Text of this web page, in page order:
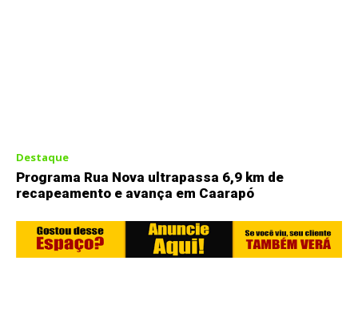
Destaque
Programa Rua Nova ultrapassa 6,9 km de
recapeamento e avança em Caarapó